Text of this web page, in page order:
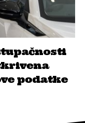
podatke